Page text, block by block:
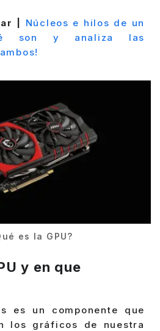
|
Núcleos e hilos de un
son y analiza las
es la GPU?
y en que
es un componente que
los gráficos de nuestra